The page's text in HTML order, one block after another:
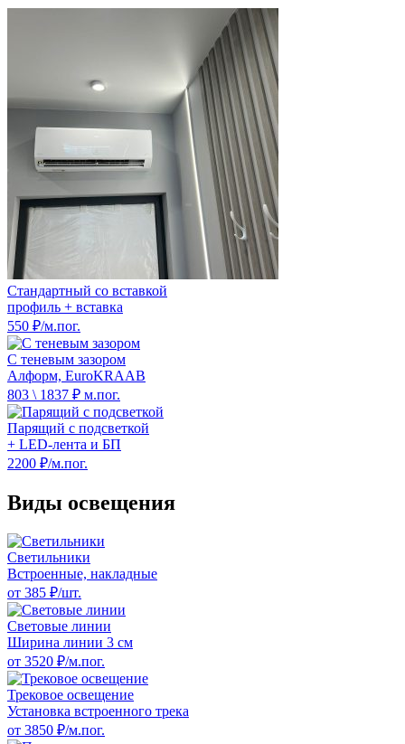
Стандартный со вставкой
профиль + вставка
550 ₽/м.пог.
С теневым зазором
Алформ, EuroKRAAB
803 \ 1837 ₽ м.пог.
Парящий с подсветкой
+ LED-лента и БП
2200 ₽/м.пог.
Виды освещения
Светильники
Встроенные, накладные
от 385 ₽/шт.
Световые линии
Ширина линии 3 см
от 3520 ₽/м.пог.
Трековое освещение
Установка встроенного трека
от 3850 ₽/м.пог.